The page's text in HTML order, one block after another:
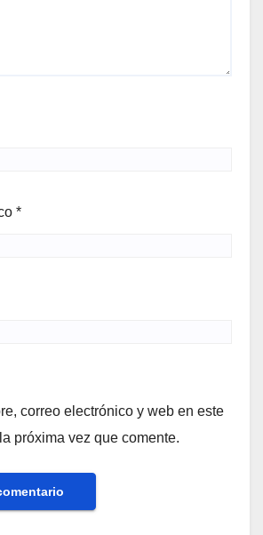
*
correo electrónico y web en este
próxima vez que comente.